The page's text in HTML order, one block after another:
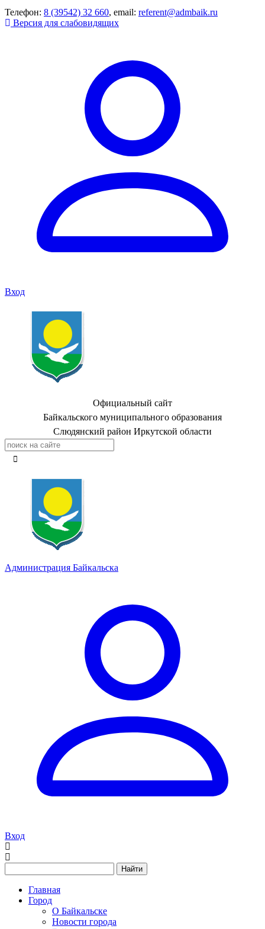
Телефон: 8 (39542) 32 660, email: referent@admbaik.ru
Версия для слабовидящих
Вход
Официальный сайт
Байкальского муниципального образования
Слюдянский район Иркутской области
Администрация Байкальска
Вход
Найти
Главная
Город
О Байкальске
Новости города